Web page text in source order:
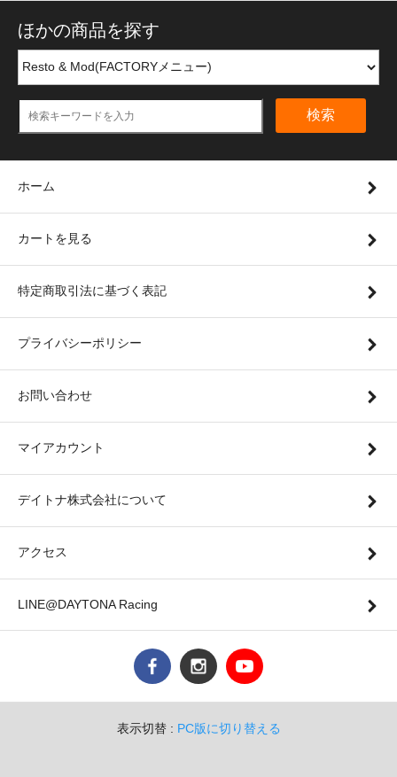
ほかの商品を探す
検索
ホーム
カートを見る
特定商取引法に基づく表記
プライバシーポリシー
お問い合わせ
マイアカウント
デイトナ株式会社について
アクセス
LINE@DAYTONA Racing
表示切替 : PC版に切り替える